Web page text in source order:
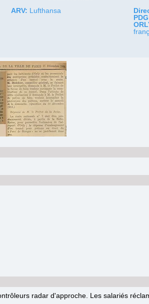
ARV: Lufthansa
radar d'approche. Les salariés